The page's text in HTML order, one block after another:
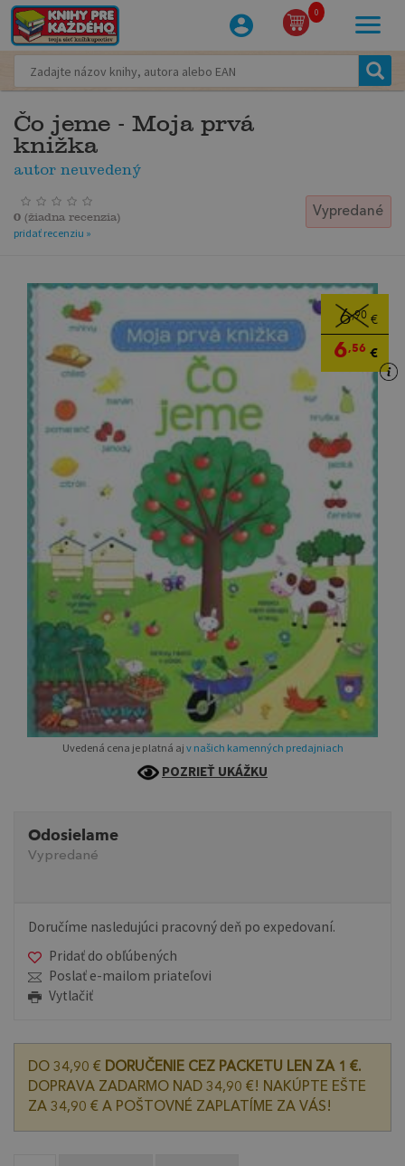
0
Čo jeme - Moja prvá
knižka
autor neuvedený
Vypredané
0 (žiadna recenzia)
pridať recenziu »
6,90 €
6,56 €
Uvedená cena je platná aj v našich kamenných predajniach
POZRIEŤ UKÁŽKU
Odosielame
Vypredané
Doručíme nasledujúci pracovný deň po expedovaní.
Pridať do obľúbených
Poslať e-mailom priateľovi
Vytlačiť
DO 34,90 € DORUČENIE CEZ PACKETU LEN ZA 1 €.
DOPRAVA ZADARMO NAD 34,90 €! NAKÚPTE EŠTE
ZA 34,90 € A POŠTOVNÉ ZAPLATÍME ZA VÁS!